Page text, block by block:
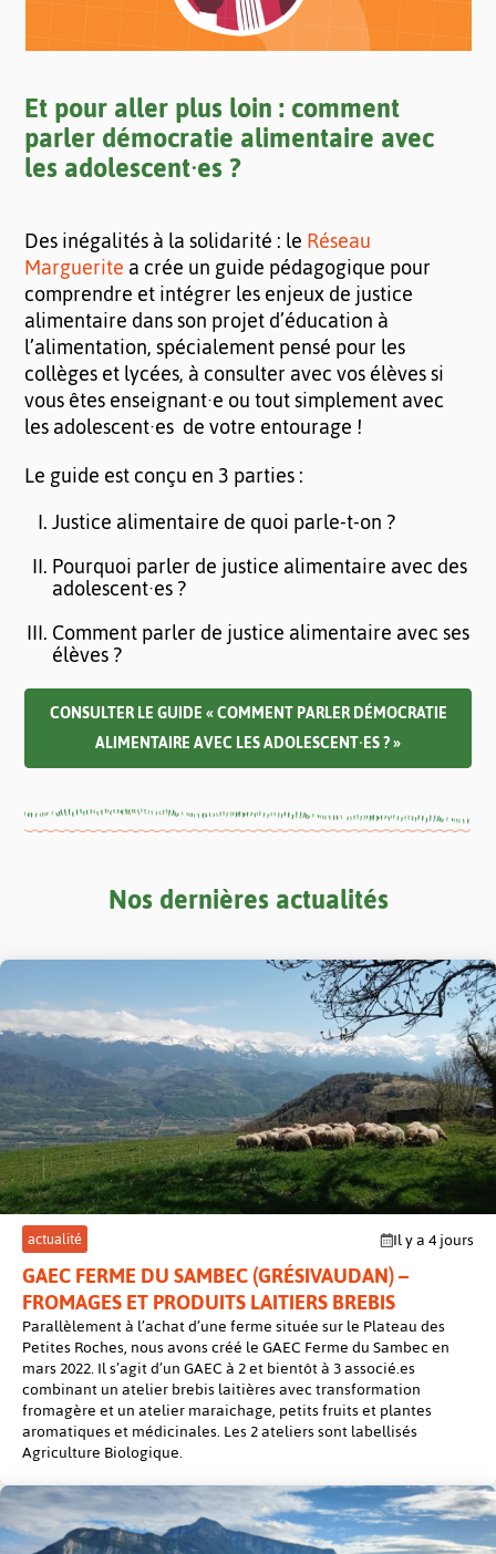
Et pour aller plus loin : comment
parler démocratie alimentaire avec
les adolescent·es ?
Des inégalités à la solidarité : leRéseau
Margueritea crée un guide pédagogique pour
comprendre et intégrer les enjeux de justice
alimentaire dans son projet d’éducation à
l’alimentation, spécialement pensé pour les
collèges et lycées, à consulter avec vos élèves si
vous êtes enseignant·e ou tout simplement avec
les adolescent·es de votre entourage !
Le guide est conçu en 3 parties :
Justice alimentaire de quoi parle-t-on ?
Pourquoi parler de justice alimentaire avec des
adolescent·es ?
Comment parler de justice alimentaire avec ses
élèves ?
CONSULTER LE GUIDE « COMMENT PARLER DÉMOCRATIE
ALIMENTAIRE AVEC LES ADOLESCENT·ES ? »
Nos dernières actualités
post
actualité Il y a 4 jours
GAEC FERME DU SAMBEC (GRÉSIVAUDAN) –
FROMAGES ET PRODUITS LAITIERS BREBIS
Parallèlement à l’achat d’une ferme située sur le Plateau des
Petites Roches, nous avons créé le GAEC Ferme du Sambec en
mars 2022. Il s’agit d’un GAEC à 2 et bientôt à 3 associé.es
combinant un atelier brebis laitières avec transformation
fromagère et un atelier maraichage, petits fruits et plantes
aromatiques et médicinales. Les 2 ateliers sont labellisés
Agriculture Biologique.